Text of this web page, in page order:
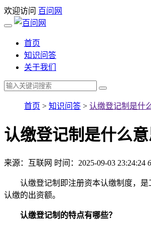
欢迎访问 百问网
首页
知识问答
关于我们
首页 > 知识问答 > 认缴登记制是什
认缴登记制是什么
来源：互联网 时间：2025-09-03 23:24:24
认缴登记制即注册资本认缴制度，是
认缴的出资额。
认缴登记制的特点有哪些？